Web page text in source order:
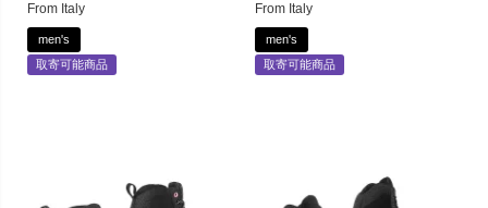
From Italy
men's
取寄可能商品
From Italy
men's
取寄可能商品